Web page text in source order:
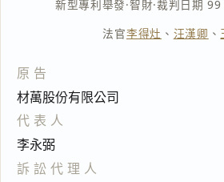
新型專利舉發·智財·裁判日期
法官李得灶 、 汪漢卿 、
原告
材萬股份有限公司
代表人
李永弼
訴訟代理人